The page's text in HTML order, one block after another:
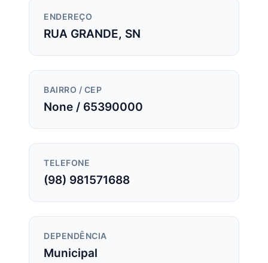
ENDEREÇO
RUA GRANDE, SN
BAIRRO / CEP
None / 65390000
TELEFONE
(98) 981571688
DEPENDÊNCIA
Municipal